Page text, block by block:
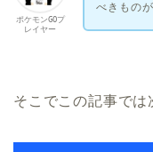
ポケモンGOプ
レイヤー
べきもの
そこでこの記事では